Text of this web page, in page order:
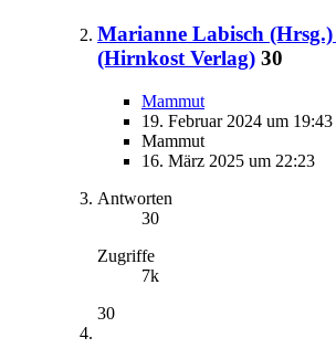
Marianne Labisch
(Hirnkost Verlag) 30
Mammut
19. Februar 2024 um 19:43
Mammut
16. März 2025 um 22:23
Antworten
30
Zugriffe
7k
30